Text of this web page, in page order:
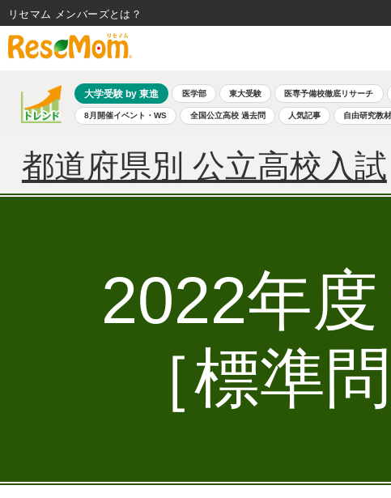
大学受験 by 東進 医学部 東大受験 医専予備校徹底リサーチ
8月開催イベント・WS 全国公立高校 過去問 人気記事 自由研究教
都道府県別 公立高校入試
2022年
［標準
リセマム メンバーズ